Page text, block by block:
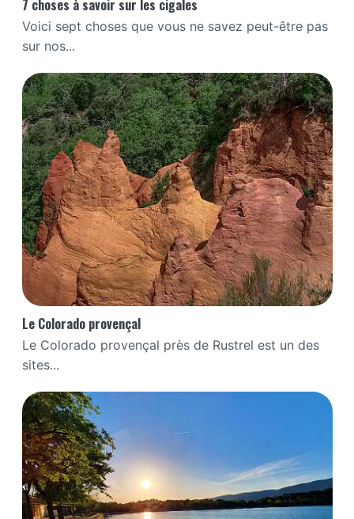
7 choses à savoir sur les cigales
Voici sept choses que vous ne savez peut-être pas
sur nos...
Le Colorado provençal
Le Colorado provençal près de Rustrel est un des
sites...